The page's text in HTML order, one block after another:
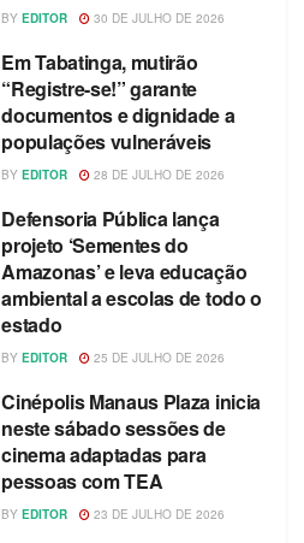
BY EDITOR 30 DE JULHO DE 2026
Em Tabatinga, mutirão
“Registre-se!” garante
documentos e dignidade a
populações vulneráveis
BY EDITOR 28 DE JULHO DE 2026
Defensoria Pública lança
projeto ‘Sementes do
Amazonas’ e leva educação
ambiental a escolas de todo o
estado
BY EDITOR 25 DE JULHO DE 2026
Cinépolis Manaus Plaza inicia
neste sábado sessões de
cinema adaptadas para
pessoas com TEA
BY EDITOR 23 DE JULHO DE 2026